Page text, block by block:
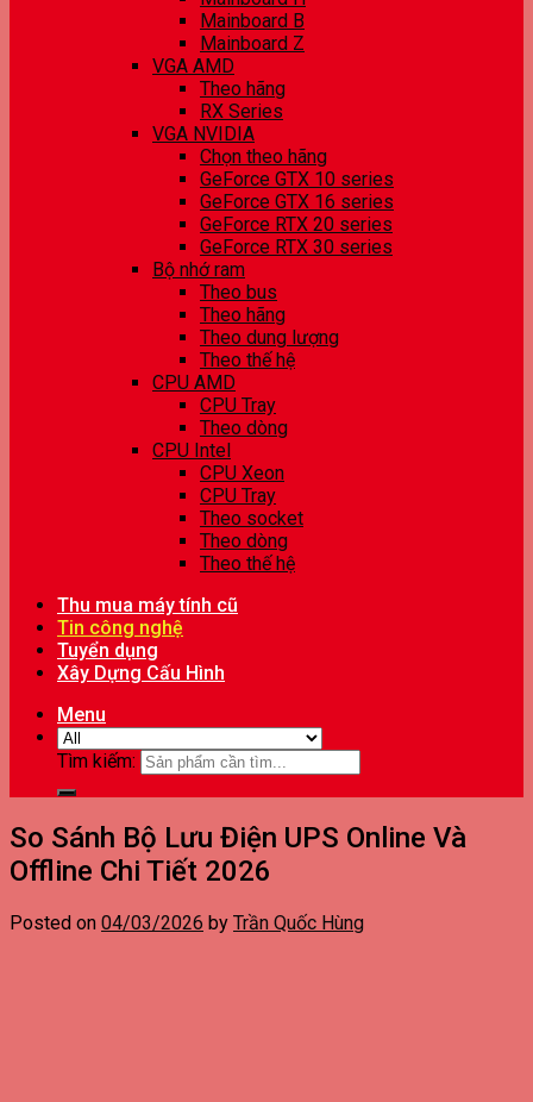
Mainboard B
Mainboard Z
VGA AMD
Theo hãng
RX Series
VGA NVIDIA
Chọn theo hãng
GeForce GTX 10 series
GeForce GTX 16 series
GeForce RTX 20 series
GeForce RTX 30 series
Bộ nhớ ram
Theo bus
Theo hãng
Theo dung lượng
Theo thế hệ
CPU AMD
CPU Tray
Theo dòng
CPU Intel
CPU Xeon
CPU Tray
Theo socket
Theo dòng
Theo thế hệ
Thu mua máy tính cũ
Tin công nghệ
Tuyển dụng
Xây Dựng Cấu Hình
Menu
Tìm kiếm:
So Sánh Bộ Lưu Điện UPS Online Và
Offline Chi Tiết 2026
Posted on 04/03/2026 by Trần Quốc Hùng